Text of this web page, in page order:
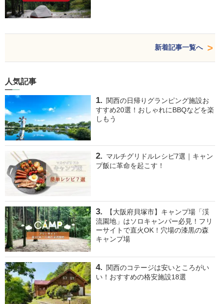
新着記事一覧へ
人気記事
関西の日帰りグランピング施設お
すすめ20選！おしゃれにBBQなどを楽
しもう
マルチグリドルレシピ7選｜キャン
プ飯に革命を起こす！
【大阪府貝塚市】キャンプ場「渓
流園地」はソロキャンパー必見！フリ
ーサイトで直火OK！穴場の漆黒の森
キャンプ場
関西のコテージは安いところがい
い！おすすめの格安施設18選